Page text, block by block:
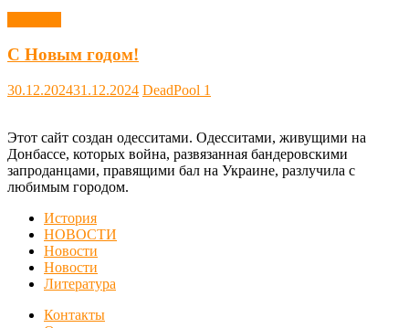
С Новым годом!
30.12.202431.12.2024 DeadPool 1
Этот сайт создан одесситами. Одесситами, живущими на
Донбассе, которых война, развязанная бандеровскими
запроданцами, правящими бал на Украине, разлучила с
любимым городом.
История
НОВОСТИ
Новости
Новости
Литература
Контакты